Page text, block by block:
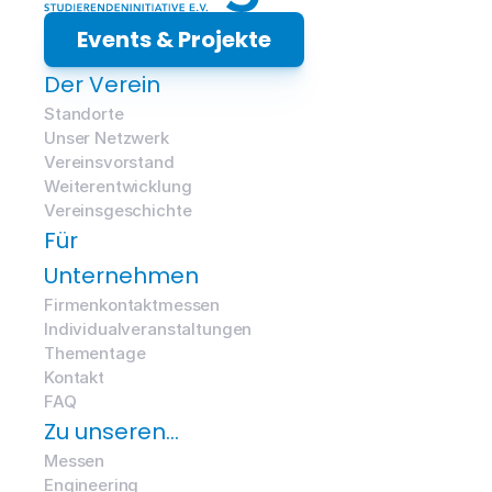
Events & Projekte
Für
Unternehmen
Firmenkontaktmessen
Individualveranstaltungen
Thementage
Kontakt
FAQ
Der Verein
Standorte
Unser Netzwerk
Vereinsvorstand
Weiterentwicklung
Vereinsgeschichte
Zu unseren…
Messen
Engineering